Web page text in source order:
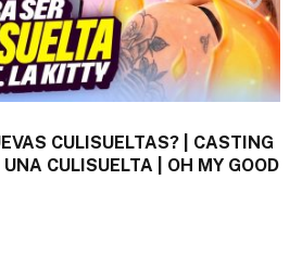
CULISUELTAS? | CASTING
CULISUELTA | OH MY GOOD